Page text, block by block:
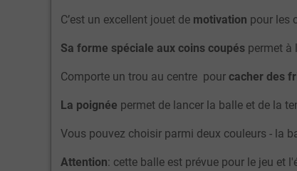
C’est un excellent jouet de motivation pour les
Sa forme spéciale aux coins coupéspermet à
Comporte un trou au centre pour cacher des
La poignée permet de lancer la balle et de la
Vous pouvez choisir parmi deux couleurs - la
Attention: cette balle est prévue pour le jeu et